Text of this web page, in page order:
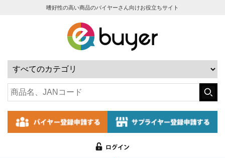
嗜好性の高い商品のバイヤーさん向けお役立ちサイト